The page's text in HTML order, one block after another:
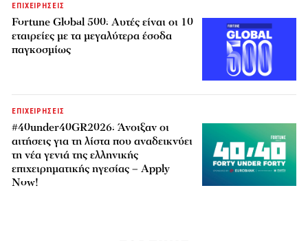
ΕΠΙΧΕΙΡΗΣΕΙΣ
Fortune Global 500: Αυτές είναι οι 10
εταιρείες με τα μεγαλύτερα έσοδα
παγκοσμίως
ΕΠΙΧΕΙΡΗΣΕΙΣ
#40under40GR2026: Άνοιξαν οι
αιτήσεις για τη λίστα που αναδεικνύει
τη νέα γενιά της ελληνικής
επιχειρηματικής ηγεσίας – Apply
Now!